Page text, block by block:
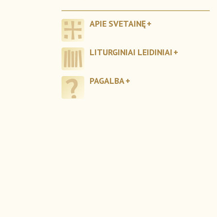
APIE SVETAINĘ
LITURGINIAI LEIDINIAI
PAGALBA